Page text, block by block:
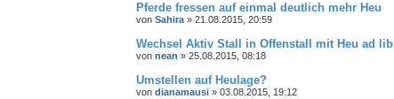
Pferde fressen auf einmal deutlich mehr Heu
von Sahira » 21.08.2015, 20:59
Wechsel Aktiv Stall in Offenstall mit Heu ad lib
von nean » 25.08.2015, 08:18
Umstellen auf Heulage?
von dianamausi » 03.08.2015, 19:12